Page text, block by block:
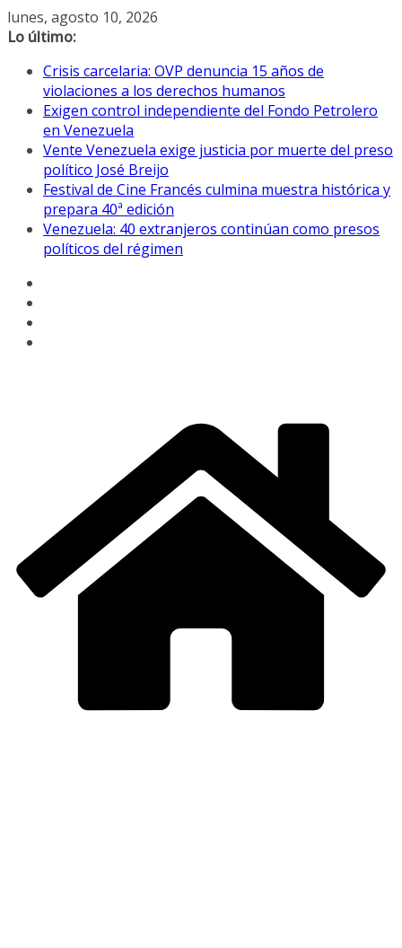
Saltar
al
lunes, agosto 10, 2026
Lo último:
Crisis carcelaria: OVP denuncia 15 años de
violaciones a los derechos humanos
Exigen control independiente del Fondo Petrolero
en Venezuela
Vente Venezuela exige justicia por muerte del preso
político José Breijo
Festival de Cine Francés culmina muestra histórica y
prepara 40ª edición
Venezuela: 40 extranjeros continúan como presos
políticos del régimen